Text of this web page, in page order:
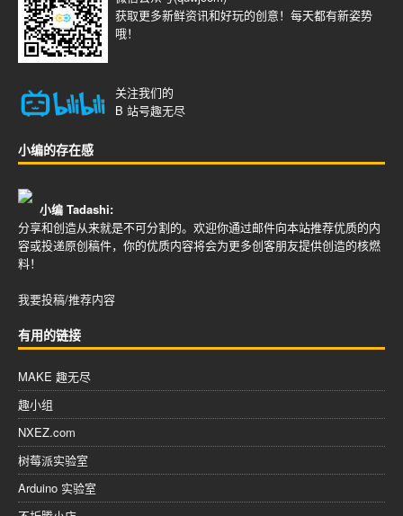
获取更多新鲜资讯和好玩的创意！每天都有新姿势
哦！
关注我们的
B 站号趣无尽
小编的存在感
小编 Tadashi:
分享和创造从来就是不可分割的。欢迎你通过邮件向本站推荐优质的内
容或投递原创稿件，你的优质内容将会为更多创客朋友提供创造的核燃
料！
我要投稿/推荐内容
有用的链接
MAKE 趣无尽
趣小组
NXEZ.com
树莓派实验室
Arduino 实验室